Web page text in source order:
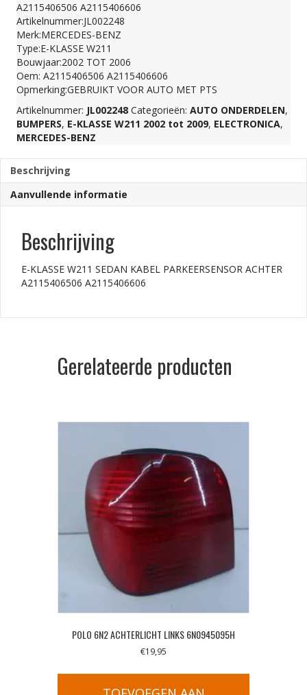
SEDAN
KABEL
PARKEERSENSOR
ACHTER
A2115406506
A2115406606
aantal
A2115406506 A2115406606
Artikelnummer:JL002248
Merk:MERCEDES-BENZ
Type:E-KLASSE W211
Bouwjaar:2002 TOT 2006
Oem: A2115406506 A2115406606
Opmerking:GEBRUIKT VOOR AUTO MET PTS
Artikelnummer: JL002248 Categorieën: AUTO ONDERDELEN,
BUMPERS, E-KLASSE W211 2002 tot 2009, ELECTRONICA,
MERCEDES-BENZ
Beschrijving
Aanvullende informatie
Beschrijving
E-KLASSE W211 SEDAN KABEL PARKEERSENSOR ACHTER
A2115406506 A2115406606
Gerelateerde producten
POLO 6N2 ACHTERLICHT LINKS 6N0945095H
€19,95